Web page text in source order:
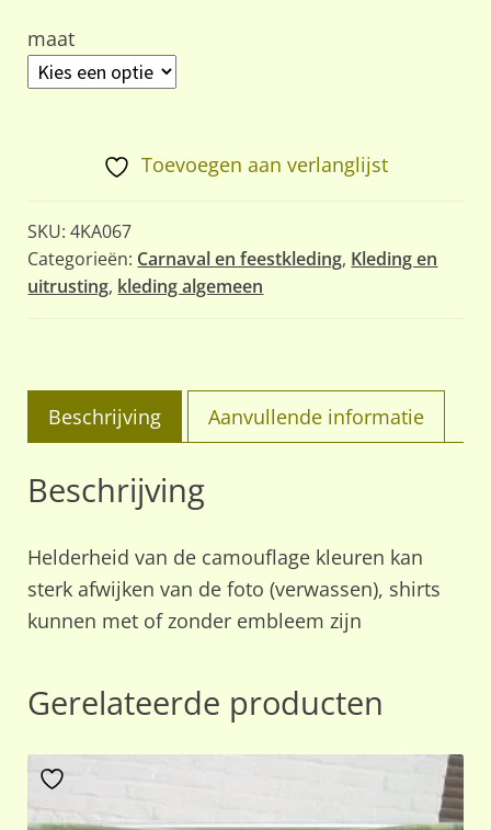
maat
Toevoegen aan verlanglijst
SKU:4KA067
Categorieën: Carnaval en feestkleding, Kleding en
uitrusting, kleding algemeen
Beschrijving Aanvullende informatie
Beschrijving
Helderheid van de camouflage kleuren kan
sterk afwijken van de foto (verwassen), shirts
kunnen met of zonder embleem zijn
Gerelateerde producten